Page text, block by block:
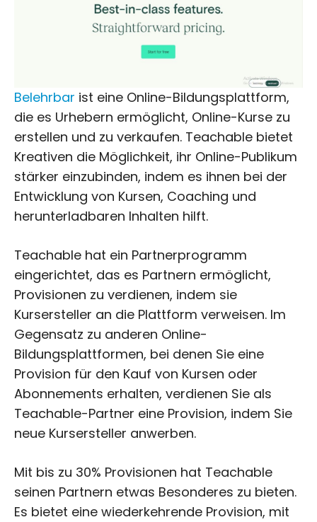
Belehrbar ist eine Online-Bildungsplattform,
die es Urhebern ermöglicht, Online-Kurse zu
erstellen und zu verkaufen. Teachable bietet
Kreativen die Möglichkeit, ihr Online-Publikum
stärker einzubinden, indem es ihnen bei der
Entwicklung von Kursen, Coaching und
herunterladbaren Inhalten hilft.
Teachable hat ein Partnerprogramm
eingerichtet, das es Partnern ermöglicht,
Provisionen zu verdienen, indem sie
Kursersteller an die Plattform verweisen. Im
Gegensatz zu anderen Online-
Bildungsplattformen, bei denen Sie eine
Provision für den Kauf von Kursen oder
Abonnements erhalten, verdienen Sie als
Teachable-Partner eine Provision, indem Sie
neue Kursersteller anwerben.
Mit bis zu 30% Provisionen hat Teachable
seinen Partnern etwas Besonderes zu bieten.
Es bietet eine wiederkehrende Provision, mit